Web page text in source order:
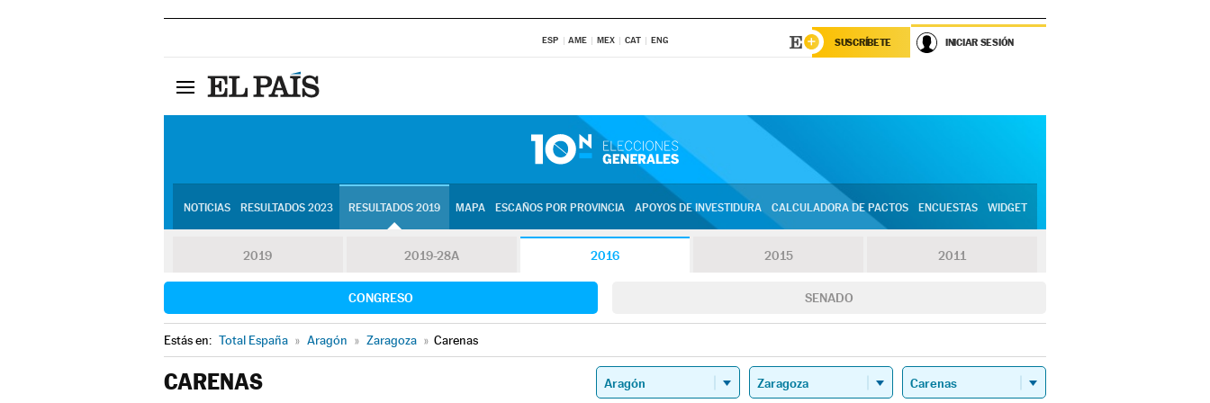
ESP AME MEX CAT ENG SUSCRÍBETE INICIAR SESIÓN
NOTICIAS RESULTADOS 2023 RESULTADOS 2019 MAPA ESCAÑOS POR PROVINCIA APOYOS DE INVESTIDURA CALCULADORA DE PACTOS ENCUESTAS WIDGET
2019 2019-28A 2016 2015 2011
CONGRESO SENADO
Estás en: Total España » Aragón » Zaragoza » Carenas
CARENAS